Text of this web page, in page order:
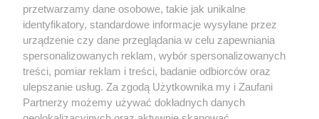
Kultura
X Facebook Instagram Youtube
przetwarzamy dane osobowe, takie jak unikalne
identyfikatory, standardowe informacje wysyłane przez
urządzenie czy dane przeglądania w celu zapewniania
spersonalizowanych reklam, wybór spersonalizowanych
treści, pomiar reklam i treści, badanie odbiorców oraz
ulepszanie usług. Za zgodą Użytkownika my i Zaufani
Partnerzy możemy używać dokładnych danych